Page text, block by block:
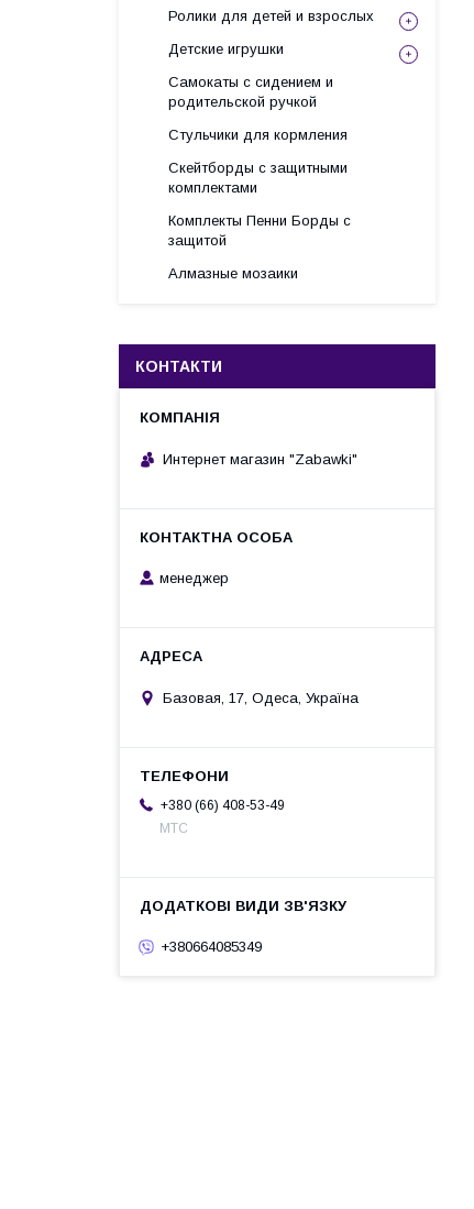
Ролики для детей и взрослых
Детские игрушки
Самокаты с сидением и
родительской ручкой
Стульчики для кормления
Скейтборды с защитными
комплектами
Комплекты Пенни Борды с
защитой
Алмазные мозаики
КОНТАКТИ
Интернет магазин "Zabawki"
менеджер
Базовая, 17, Одеса, Україна
+380 (66) 408-53-49
МТС
+380664085349